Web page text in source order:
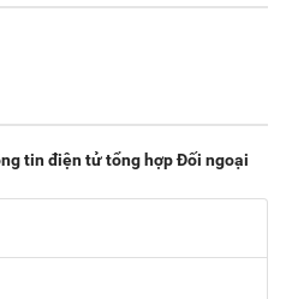
tin điện tử tổng hợp Đối ngoại